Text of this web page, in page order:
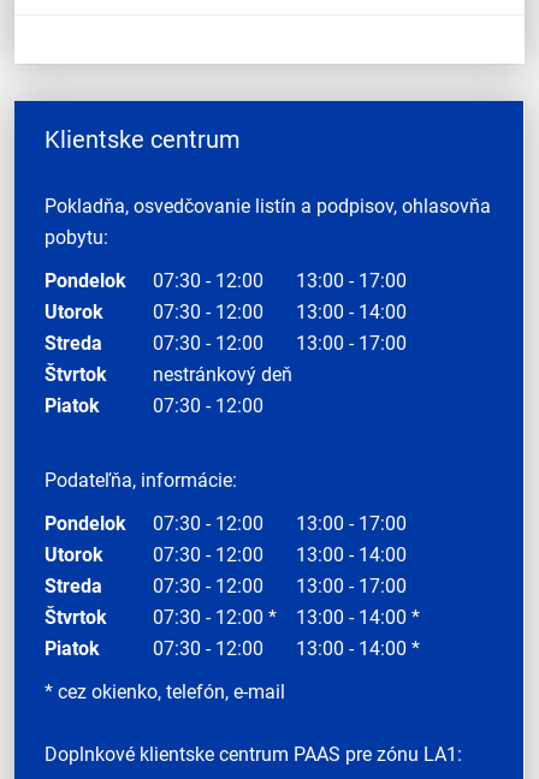
Klientske centrum
Pokladňa, osvedčovanie listín a podpisov, ohlasovňa
pobytu:
Pondelok
07:30 - 12:00
13:00 - 17:00
Utorok
07:30 - 12:00
13:00 - 14:00
Streda
07:30 - 12:00
13:00 - 17:00
Štvrtok
nestránkový deň
Piatok
07:30 - 12:00
Podateľňa, informácie:
Pondelok
07:30 - 12:00
13:00 - 17:00
Utorok
07:30 - 12:00
13:00 - 14:00
Streda
07:30 - 12:00
13:00 - 17:00
Štvrtok
07:30 - 12:00 *
13:00 - 14:00 *
Piatok
07:30 - 12:00
13:00 - 14:00 *
* cez okienko, telefón, e-mail
Doplnkové klientske centrum PAAS pre zónu LA1: